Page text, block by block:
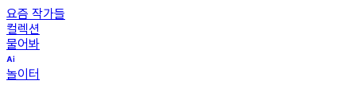
요즘 작가들
컬렉션
물어봐
놀이터